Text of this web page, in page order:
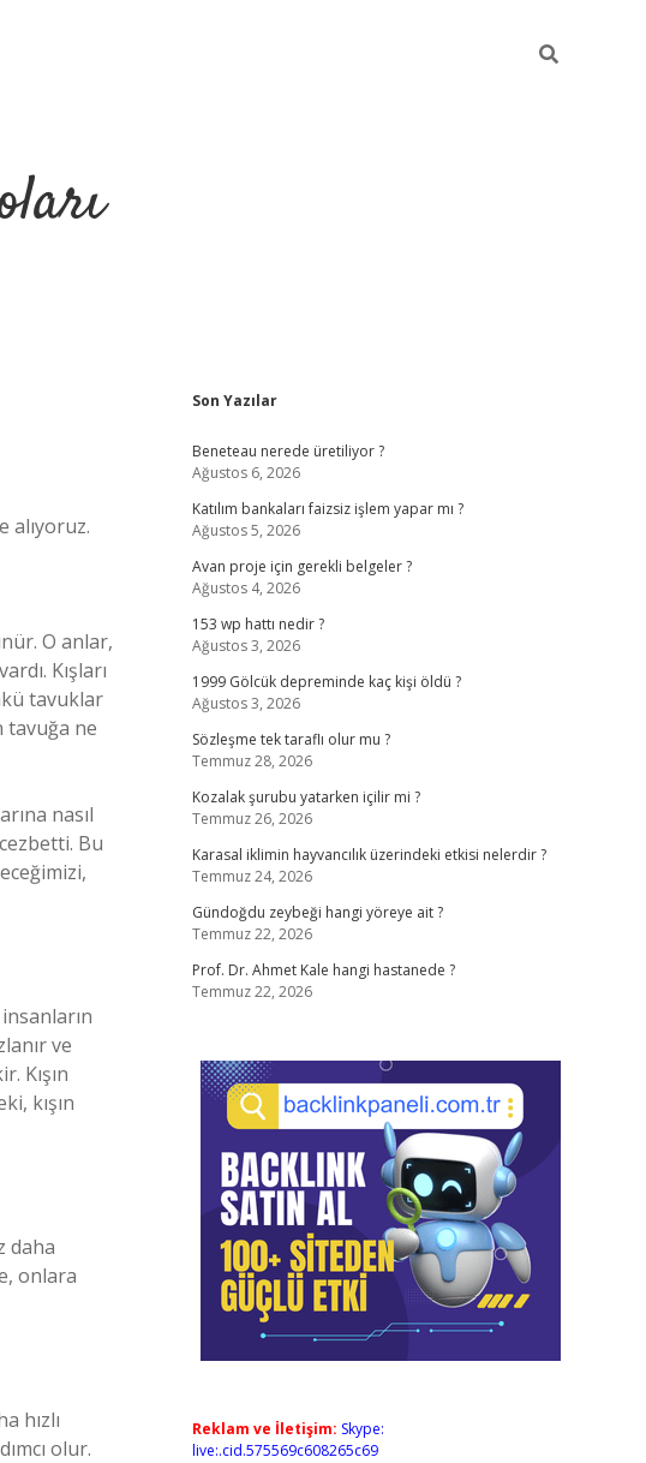
alıyoruz.
O anlar,
Kışları
tavuklar
tavuğa ne
nasıl
Bu
ve
Kışın
kışın
daha
onlara
hızlı
olur.
Sidebar
Son Yazılar
Beneteau nerede üretiliyor ?
Ağustos 6, 2026
Katılım bankaları faizsiz işlem yapar mı ?
Ağustos 5, 2026
Avan proje için gerekli belgeler ?
Ağustos 4, 2026
153 wp hattı nedir ?
Ağustos 3, 2026
1999 Gölcük depreminde kaç kişi öldü ?
Ağustos 3, 2026
Sözleşme tek taraflı olur mu ?
Temmuz 28, 2026
Kozalak şurubu yatarken içilir mi ?
Temmuz 26, 2026
Karasal iklimin hayvancılık üzerindeki etkisi nelerdir ?
Temmuz 24, 2026
Gündoğdu zeybeği hangi yöreye ait ?
Temmuz 22, 2026
Prof. Dr. Ahmet Kale hangi hastanede ?
Temmuz 22, 2026
Reklam ve İletişim: Skype:
live:.cid.575569c608265c69
https://hiltonbet-giris.com/